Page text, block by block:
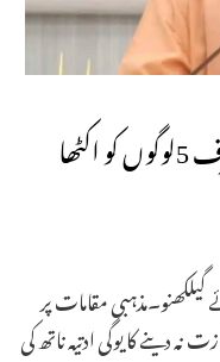
کویڈ میں اضافہ۔ مذہبی مقامات پر صرف 5لوگوں کو اکٹھا
مقامات پر
دینے کا یوگی ادتیہ ناتھ کی